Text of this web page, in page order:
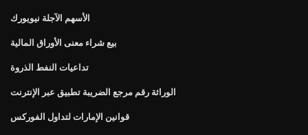
الأسهم الآجلة نيويورك
بيع شراء معنى الأوراق المالية
تداعيات النفط الذروة
الوراثة رقم مرجع الضريبة تطبيق عبر الإنترنت
قوانين الإمارات لتداول الفوركس